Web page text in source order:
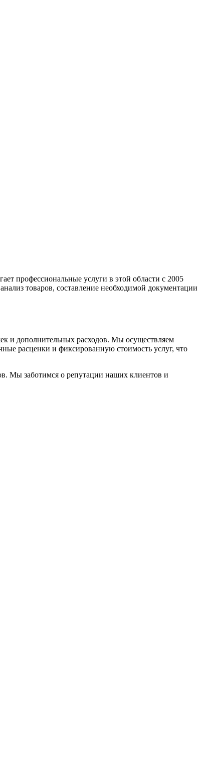
профессиональные услуги в этой области с 2005
товаров, составление необходимой документации
и дополнительных расходов. Мы осуществляем
расценки и фиксированную стоимость услуг, что
Мы заботимся о репутации наших клиентов и